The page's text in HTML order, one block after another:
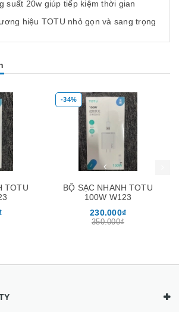
suất 20w giúp tiếp kiệm thời gian
hiệu TOTU nhỏ gọn và sang trọng
TOTU
-34%
BỘ SẠC NHANH TOTU
100W W123
230.000₫
350.000₫